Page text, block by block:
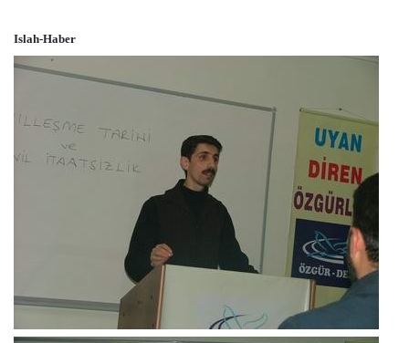
Islah-Haber